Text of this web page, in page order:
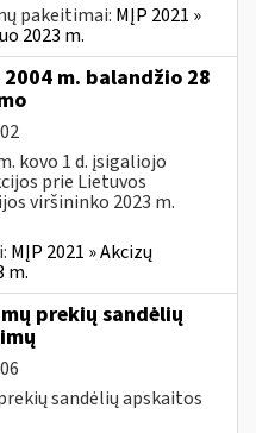
pakeitimai: MĮP 2021 »
2023 m.
2004 m. balandžio 28
kovo 1 d. įsigaliojo
prie Lietuvos
viršininko 2023 m.
MĮP 2021 » Akcizų
m.
prekių sandėlių
sandėlių apskaitos